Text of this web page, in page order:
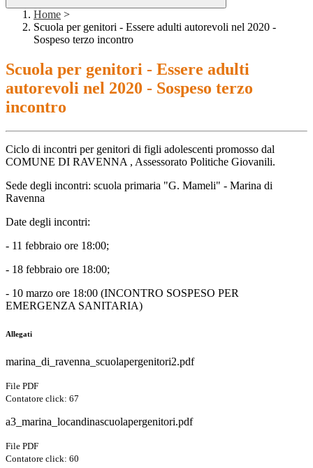
Home >
Scuola per genitori - Essere adulti autorevoli nel 2020 -
Sospeso terzo incontro
Scuola per genitori - Essere adulti
autorevoli nel 2020 - Sospeso terzo
incontro
Ciclo di incontri per genitori di figli adolescenti promosso dal
COMUNE DI RAVENNA , Assessorato Politiche Giovanili.
Sede degli incontri: scuola primaria "G. Mameli" - Marina di
Ravenna
Date degli incontri:
- 11 febbraio ore 18:00;
- 18 febbraio ore 18:00;
- 10 marzo ore 18:00 (INCONTRO SOSPESO PER
EMERGENZA SANITARIA)
Allegati
marina_di_ravenna_scuolapergenitori2.pdf
File PDF
Contatore click: 67
a3_marina_locandinascuolapergenitori.pdf
File PDF
Contatore click: 60